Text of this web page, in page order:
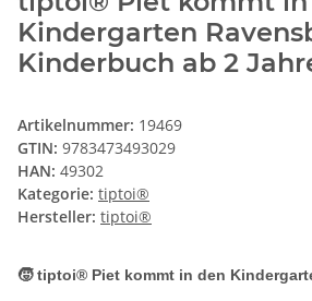
Kindergarten
Kinderbuch ab 2
Artikelnummer: 19469
GTIN: 9783473493029
HAN: 49302
Kategorie: tiptoi®
Hersteller: tiptoi®
🧒 tiptoi® Piet kommt in den